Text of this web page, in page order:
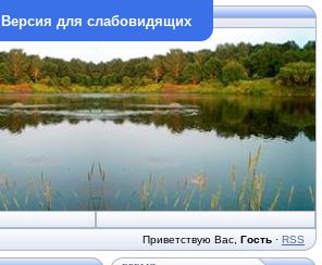
Версия для слабовидящих
Приветствую Вас Гость · RSS